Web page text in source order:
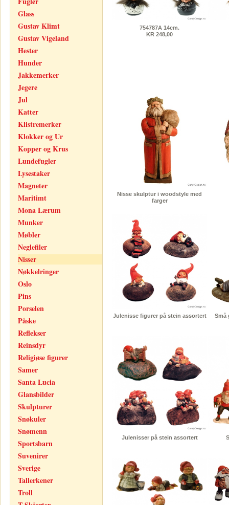
Glass
Gustav Klimt
Gustav Vigeland
Hester
Hunder
Jakkemerker
Jegere
Jul
Katter
Klistremerker
Klokker og Ur
Kopper og Krus
Lundefugler
Lysestaker
Magneter
Maritimt
Mona Lærum
Munker
Møbler
Neglefiler
Nisser
Nøkkelringer
Oslo
Pins
Porselen
Påske
Reflekser
Reinsdyr
Religiøse figurer
Samer
Santa Lucia
Glansbilder
Skulpturer
Snøkuler
Snømenn
Sportsbarn
Suvenirer
Sverige
Tallerkener
Troll
754787A 14cm.
KR 248,00
Nisse skulptur i woodstyle med
farger
Julenisse figurer på stein assortert Små
Julenisser på stein assortert